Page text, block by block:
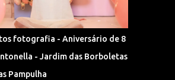
fotografia - Aniversário de 8
- Jardim das Borboletas
Pampulha